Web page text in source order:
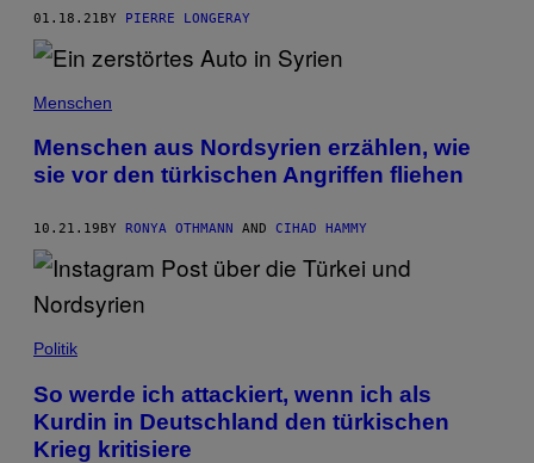
01.18.21 BY PIERRE LONGERAY
Menschen
Menschen aus Nordsyrien erzählen, wie
sie vor den türkischen Angriffen fliehen
10.21.19 BY RONYA OTHMANN AND CIHAD HAMMY
Politik
So werde ich attackiert, wenn ich als
Kurdin in Deutschland den türkischen
Krieg kritisiere